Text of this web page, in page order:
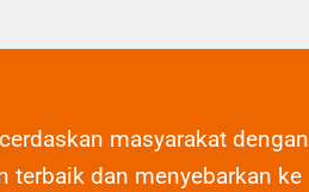
masyarakat dengan
terbaik dan menyebarkan ke